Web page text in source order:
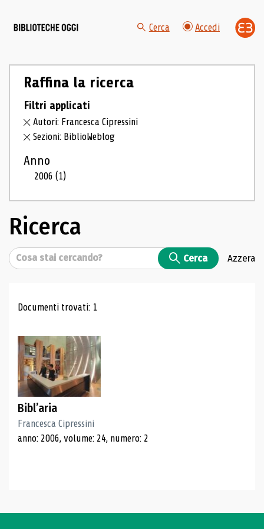
Cerca Accedi
Raffina la ricerca
Filtri applicati
Autori: Francesca Cipressini
Sezioni: BiblioWeblog
Anno
2006(1)
Ricerca
Cerca Cerca Azzera
Risultati di ricerca
Documenti trovati: 1
Bibl’aria
Francesca Cipressini
anno: 2006, volume: 24, numero: 2